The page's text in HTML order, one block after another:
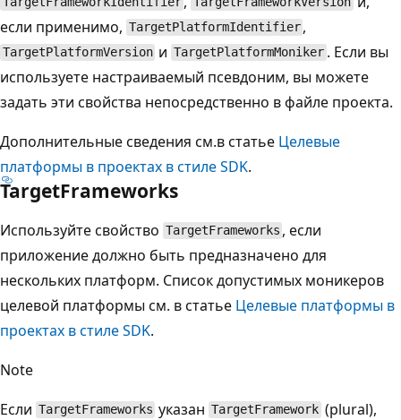
если применимо, TargetPlatformIdentifier ,
TargetPlatformVersion и TargetPlatformMoniker . Если вы
используете настраиваемый псевдоним, вы можете
задать эти свойства непосредственно в файле проекта.
Дополнительные сведения см.в статье Целевые
платформы в проектах в стиле SDK.
TargetFrameworks
Используйте свойство TargetFrameworks , если
приложение должно быть предназначено для
нескольких платформ. Список допустимых моникеров
целевой платформы см. в статье Целевые платформы в
проектах в стиле SDK.
Note
Если TargetFrameworks указан TargetFramework (plural),